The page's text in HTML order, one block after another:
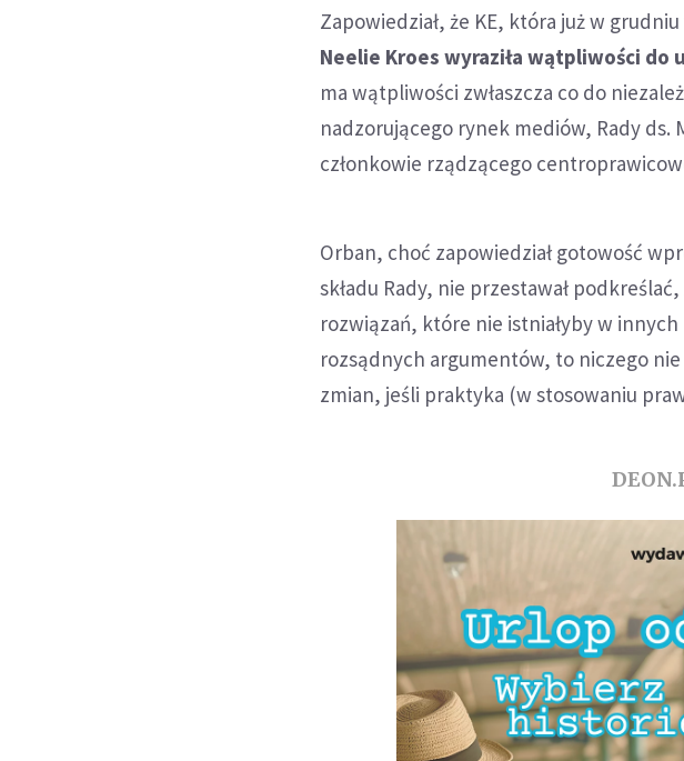
Zapowiedział, że KE, która już w grudniu
Neelie Kroes wyraziła wątpliwości
ma wątpliwości zwłaszcza co do
nadzorującego rynek mediów, Rady ds.
członkowie rządzącego
Orban, choć zapowiedział gotowość
składu Rady, nie przestawał
rozwiązań, które nie istniałyby w
rozsądnych argumentów, to niczego
zmian, jeśli praktyka (w stosowaniu